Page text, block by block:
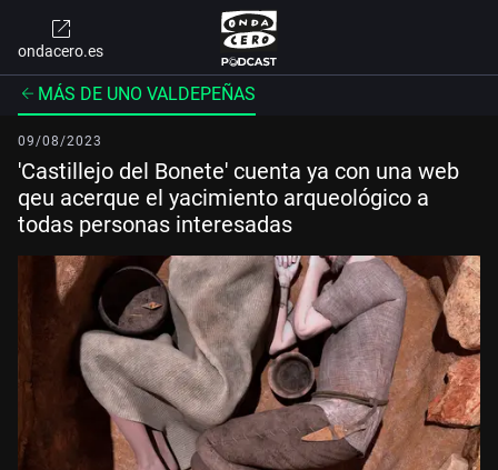
ondacero.es
MÁS DE UNO VALDEPEÑAS
09/08/2023
'Castillejo del Bonete' cuenta ya con una web
qeu acerque el yacimiento arqueológico a
todas personas interesadas